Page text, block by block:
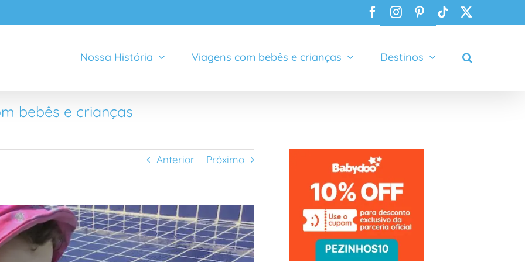
Facebook
InstagramPinterest
Tiktok
Nossa História Viagens com bebês e crianças Destinos
bebês e crianças
Anterior Próximo